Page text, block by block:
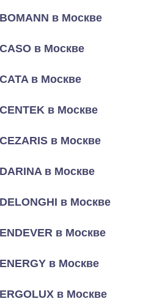
в Москве
в Москве
в Москве
в Москве
в Москве
в Москве
в Москве
в Москве
в Москве
в Москве